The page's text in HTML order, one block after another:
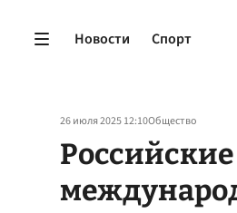
Новости Спорт
26 июля 2025 12:10Общество